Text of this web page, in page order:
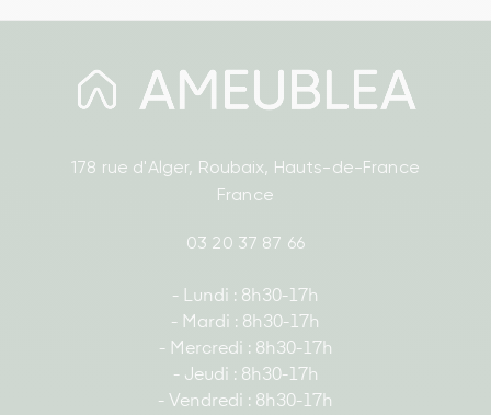
178 rue d'Alger, Roubaix, Hauts-de-France
France
03 20 37 87 66
- Lundi : 8h30-17h
- Mardi : 8h30-17h
- Mercredi : 8h30-17h
- Jeudi : 8h30-17h
- Vendredi : 8h30-17h